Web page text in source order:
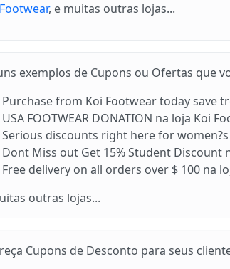
, e muitas outras lojas...
exemplos de Cupons ou Ofertas que
Purchase from Koi Footwear today save
USA FOOTWEAR DONATION na loja Koi
Serious discounts right here for women?s
Dont Miss out Get 15% Student Discount
Free delivery on all orders over $ 100 na
outras lojas...
Cupons de Desconto para seus